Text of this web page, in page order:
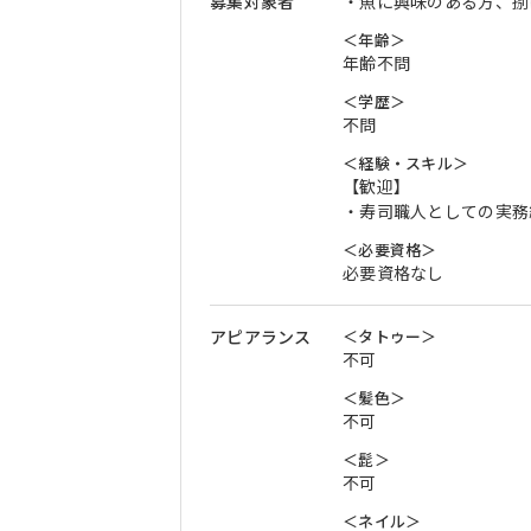
＜年齢＞
年齢不問
＜学歴＞
不問
＜経験・スキル＞
【歓迎】
・寿司職人としての実
＜必要資格＞
必要資格なし
アピアランス ＜タトゥー＞
不可
＜髪色＞
不可
＜髭＞
不可
＜ネイル＞